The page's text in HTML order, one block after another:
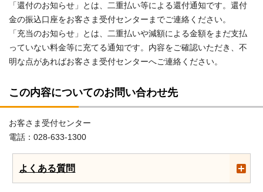
「還付のお知らせ」とは、二重払い等による還付通知です。還付
金の振込口座をお客さま受付センターまでご連絡ください。
「充当のお知らせ」とは、二重払いや減額による金額をまだ支払
っていない料金等に充てる通知です。内容をご確認いただき、不
明な点があればお客さま受付センターへご連絡ください。
この内容についてのお問い合わせ先
お客さま受付センター
電話：028-633-1300
よくある質問